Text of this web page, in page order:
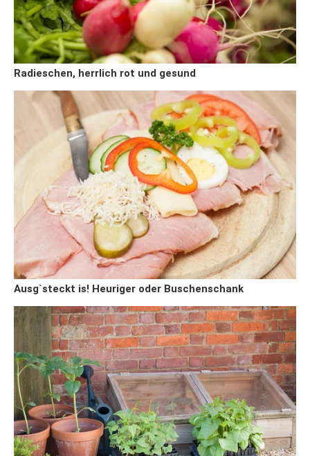
Radieschen, herrlich rot und gesund
Ausg`steckt is! Heuriger oder Buschenschank